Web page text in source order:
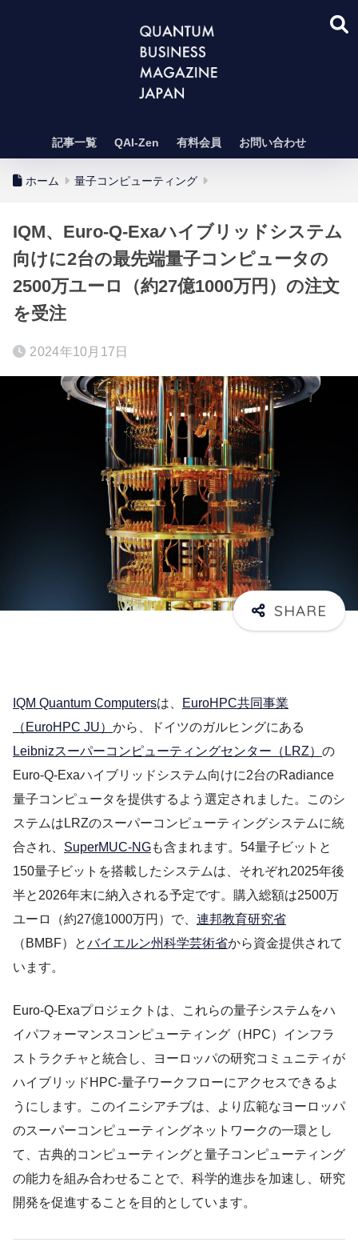
記事一覧 QAI-Zen 有料会員 お問い合わせ
ホーム 量子コンピューティング
IQM、Euro-Q-Exaハイブリッドシステム
向けに2台の最先端量子コンピュータの
2500万ユーロ（約27億1000万円）の注文
を受注
2024年10月17日
IQM Quantum Computersは、
EuroHPC共同事業
（EuroHPC JU） から、ドイツのガルヒングにある
Leibnizスーパーコンピューティングセンター（LRZ） の
Euro-Q-Exaハイブリッドシステム向けに2台のRadiance
量子コンピュータを提供するよう選定されました。このシ
ステムはLRZのスーパーコンピューティングシステムに統
合され、 SuperMUC-NGも含まれます。54量子ビットと
150量子ビットを搭載したシステムは、それぞれ2025年後
半と2026年末に納入される予定です。購入総額は2500万
ユーロ（約27億1000万円）で、 連邦教育研究省
（BMBF）とバイエルン州科学芸術省から資金提供されて
います。
Euro-Q-Exaプロジェクトは、これらの量子システムをハ
イパフォーマンスコンピューティング（HPC）インフラ
ストラクチャと統合し、ヨーロッパの研究コミュニティが
ハイブリッドHPC-量子ワークフローにアクセスできるよ
うにします。このイニシアチブは、より広範なヨーロッパ
のスーパーコンピューティングネットワークの一環とし
て、古典的コンピューティングと量子コンピューティング
の能力を組み合わせることで、科学的進歩を加速し、研究
開発を促進することを目的としています。